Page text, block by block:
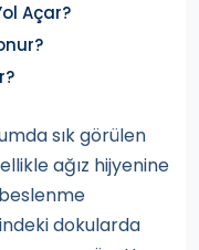
Açar?
sık görülen
ağız hijyenine
dokularda